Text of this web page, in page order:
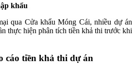
khẩu
qua Cửa khẩu Móng Cái, nhiều dự án
thực hiện phân tích tiền khả thi trước khi
cáo tiền khả thi dự án